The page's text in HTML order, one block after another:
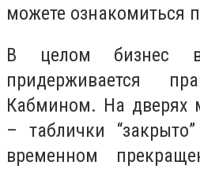
можете ознакомиться
В целом бизнес в
придерживается
Кабмином. На дверях
– таблички
временном